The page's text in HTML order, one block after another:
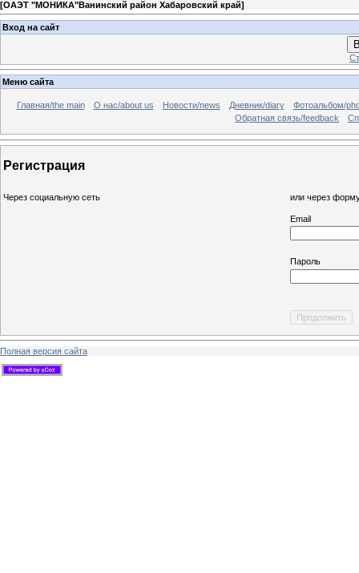
[ОАЭТ "МОНИКА"Ванинский район Хабаровский край]
Вход на сайт
Меню сайта
Главная/the main О нас/about us Новости/news Дневник/diary
Фотоальбом/
Обратная связь/feedback
Регистрация
Через социальную сеть или через
Email
Пароль
Полная версия сайта